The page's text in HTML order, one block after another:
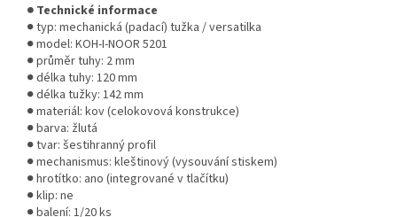
● Technické informace
● typ: mechanická (padací) tužka / versatilka
● model: KOH-I-NOOR 5201
● průměr tuhy: 2 mm
● délka tuhy: 120 mm
● délka tužky: 142 mm
● materiál: kov (celokovová konstrukce)
● barva: žlutá
● tvar: šestihranný profil
● mechanismus: kleštinový (vysouvání stiskem)
● hrotítko: ano (integrované v tlačítku)
● klip: ne
● balení: 1/20 ks